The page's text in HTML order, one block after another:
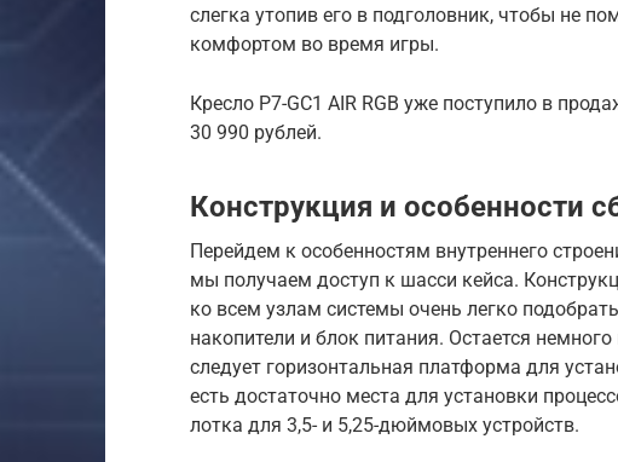
слегка утопив его в подголовник, чтобы не
комфортом во время игры.
Кресло P7-GC1 AIR RGB уже поступило в
30 990 рублей.
Конструкция и особенности
Перейдем к особенностям внутреннего
мы получаем доступ к шасси кейса.
ко всем узлам системы очень легко
накопители и блок питания. Остается
следует горизонтальная платформа для
есть достаточно места для установки
лотка для 3,5- и 5,25-дюймовых устройств.